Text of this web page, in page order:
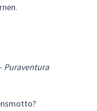
Puraventura